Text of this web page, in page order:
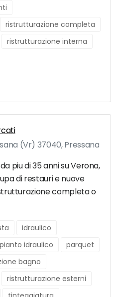
ristrutturazione completa
ristrutturazione interna
(Vr) 37040, Pressana
piu di 35 anni su Verona,
di restauri e nuove
completa o
idraulico
idraulico
parquet
bagno
ristrutturazione esterni